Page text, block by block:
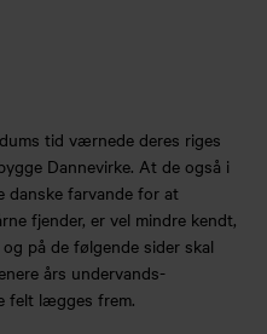
tid værnede deres riges
Dannevirke. At de også i
danske farvande for at
fjender, er vel mindre kendt,
på de følgende sider skal
års undervands-
felt lægges frem.